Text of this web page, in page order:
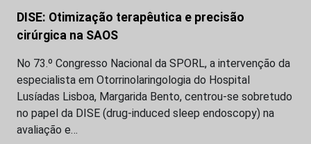
DISE: Otimização terapêutica e precisão
cirúrgica na SAOS
No 73.º Congresso Nacional da SPORL, a intervenção da
especialista em Otorrinolaringologia do Hospital
Lusíadas Lisboa, Margarida Bento, centrou-se sobretudo
no papel da DISE (drug-induced sleep endoscopy) na
avaliação e…